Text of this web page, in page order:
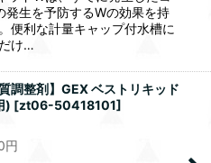
発生を予防するWの効果を持
便利な計量キャップ付水槽に
け…
調整剤】GEX ベストリキッド
) [zt06-50418101]
円